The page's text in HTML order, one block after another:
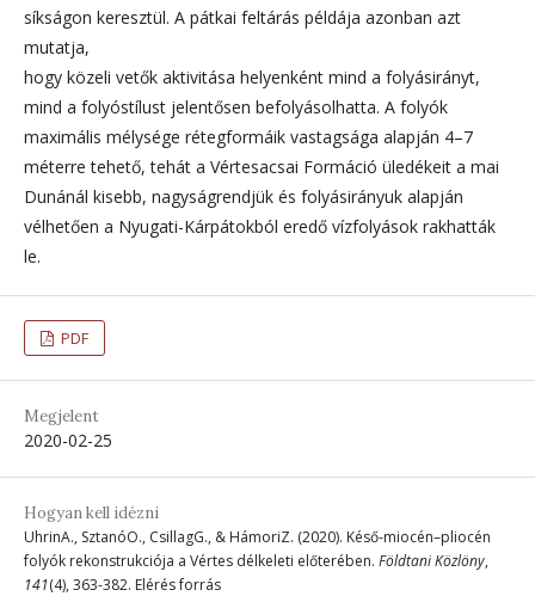
síkságon keresztül. A pátkai feltárás példája azonban azt
mutatja,
hogy közeli vetők aktivitása helyenként mind a folyásirányt,
mind a folyóstílust jelentősen befolyásolhatta. A folyók
maximális mélysége rétegformáik vastagsága alapján 4–7
méterre tehető, tehát a Vértesacsai Formáció üledékeit a mai
Dunánál kisebb, nagyságrendjük és folyásirányuk alapján
vélhetően a Nyugati-Kárpátokból eredő vízfolyások rakhatták
le.
PDF
Megjelent
2020-02-25
Hogyan kell idézni
UhrinA., SztanóO., CsillagG., & HámoriZ. (2020). Késő-miocén–pliocén
folyók rekonstrukciója a Vértes délkeleti előterében. Földtani Közlöny,
141(4), 363-382. Elérés forrás